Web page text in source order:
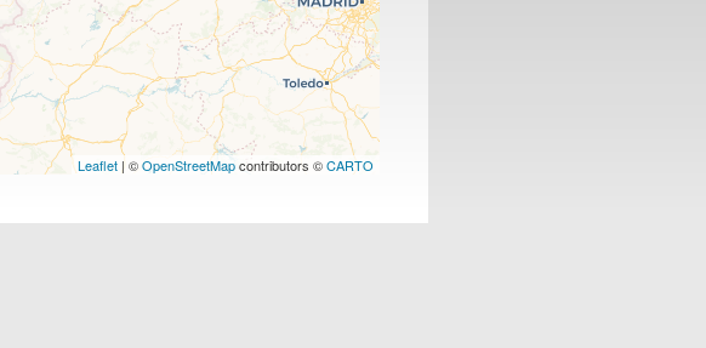
Leaflet | ©OpenStreetMapcontributors ©CARTO